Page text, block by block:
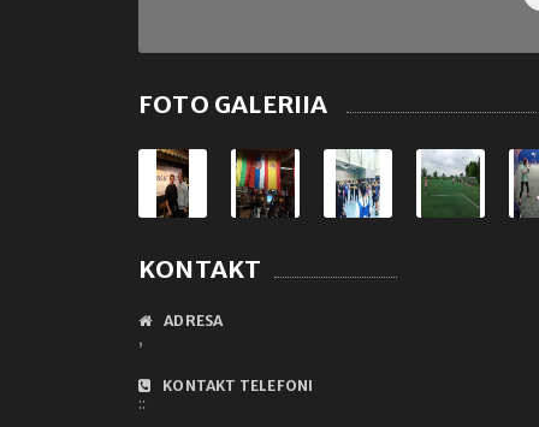
FOTO GALERIJA
KONTAKT
ADRESA
,
KONTAKT TELEFONI
::